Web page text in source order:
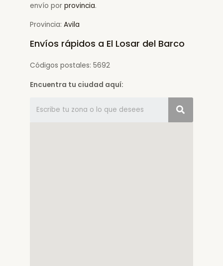
envío por provincia.
Provincia: Avila
Envíos rápidos a El Losar del Barco
Códigos postales: 5692
Encuentra tu ciudad aquí: